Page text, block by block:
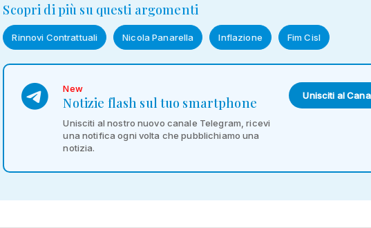
Scopri di più su questi argomenti
Rinnovi Contrattuali Nicola Panarella Inflazione Fim Cisl
New
Notizie flash sul tuo smartphone
Unisciti al nostro nuovo canale Telegram, ricevi
una notifica ogni volta che pubblichiamo una
notizia.
Unisciti al